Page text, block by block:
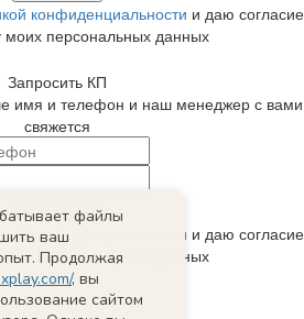
файлы
ваш
Продолжая
, вы
сайтом
конфиденциальности и даю согласие
моих персональных данных
Запросить КП
имя и телефон и наш менеджер с вами
свяжется
конфиденциальности и даю согласие
моих персональных данных